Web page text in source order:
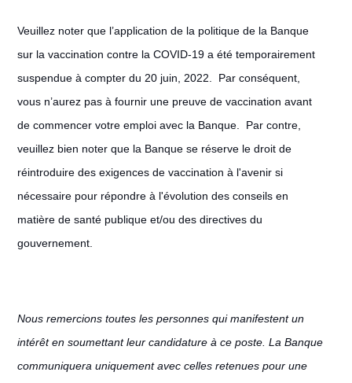
Veuillez noter que l’application de la politique de la Banque
sur la vaccination contre la COVID-19 a été temporairement
suspendue à compter du 20 juin, 2022. Par conséquent,
vous n’aurez pas à fournir une preuve de vaccination avant
de commencer votre emploi avec la Banque. Par contre,
veuillez bien noter que la Banque se réserve le droit de
réintroduire des exigences de vaccination à l'avenir si
nécessaire pour répondre à l'évolution des conseils en
matière de santé publique et/ou des directives du
gouvernement.
Nous remercions toutes les personnes qui manifestent un
intérêt en soumettant leur candidature à ce poste. La Banque
communiquera uniquement avec celles retenues pour une